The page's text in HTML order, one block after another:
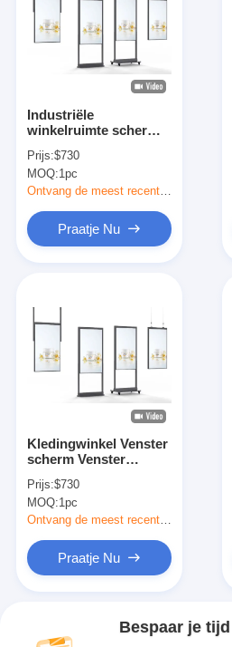
Industriële
winkelruimte scherm
hoogtepunten 4K
zonlicht leesbaar
winkelruimte scherm
Prijs:$730
MOQ:1pc
Ontvang de meest recente Prijs
Praatje Nu
Kledingwinkel Venster
scherm Venster
beeldscherm Digitaal
signage
Prijs:$730
MOQ:1pc
Ontvang de meest recente Prijs
Praatje Nu
Bespaar je tijd